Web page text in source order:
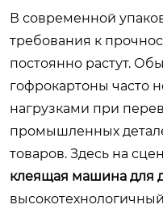
В современной
требования к
постоянно растут.
гофрокартоны часто
нагрузками при
промышленных
товаров. Здесь на
клеящая машина для